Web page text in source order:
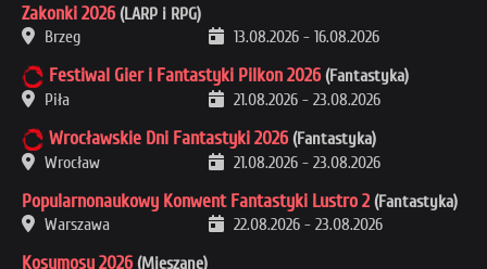
Zakonki 2026 (LARP i RPG)
Brzeg
13.08.2026 - 16.08.2026
Festiwal Gier i Fantastyki Pilkon 2026 (Fantastyka)
Piła
21.08.2026 - 23.08.2026
Wrocławskie Dni Fantastyki 2026 (Fantastyka)
Wrocław
21.08.2026 - 23.08.2026
Popularnonaukowy Konwent Fantastyki Lustro 2 (Fantastyka)
Warszawa
22.08.2026 - 23.08.2026
Kosumosu 2026 (Mieszane)